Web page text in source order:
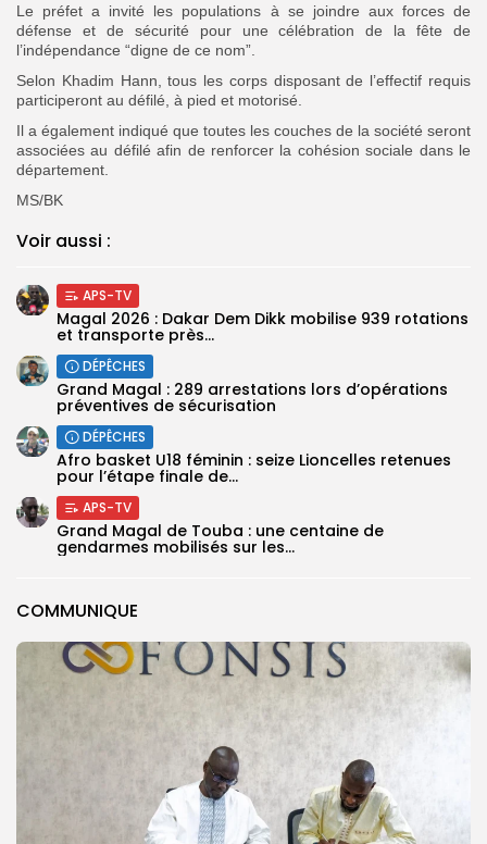
COMMUNIQUE
‎Le préfet a invité les populations à se joindre aux forces de
défense et de sécurité pour une célébration de la fête de
l’indépendance “digne de ce nom”.‎
‎Selon Khadim Hann, tous les corps disposant de l’effectif requis
participeront au défilé, à pied et motorisé.‎
‎Il a également indiqué que toutes les couches de la société seront
associées au défilé afin de renforcer la cohésion sociale dans le
département.
‎MS/BK
Voir aussi :
APS-TV
Magal 2026 : Dakar Dem Dikk mobilise 939 rotations
et transporte près...
DÉPÊCHES
Grand Magal : 289 arrestations lors d’opérations
préventives de sécurisation
DÉPÊCHES
‎Afro basket U18 féminin : seize Lioncelles retenues
pour l’étape finale de...
APS-TV
Grand Magal de Touba : une centaine de
gendarmes mobilisés sur les...